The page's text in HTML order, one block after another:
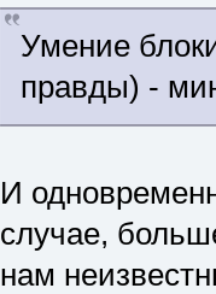
Умение
правды) -
И
случае,
нам